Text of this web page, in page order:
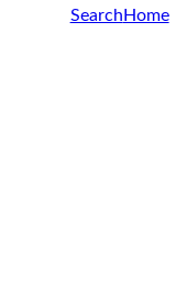
Search Home